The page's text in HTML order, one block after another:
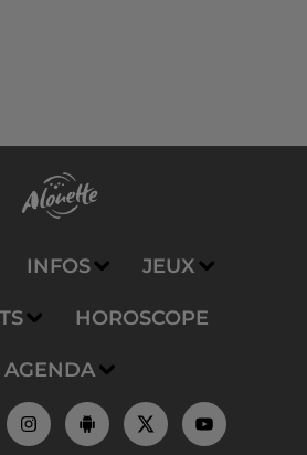
INFOS JEUX
HOROSCOPE
AGENDA